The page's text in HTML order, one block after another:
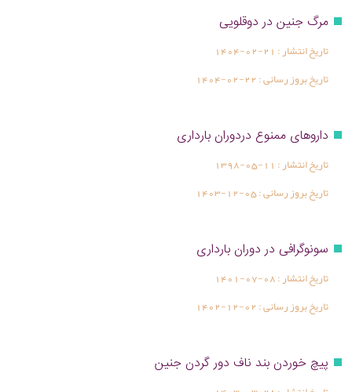
مرگ جنین در دوقلویی
تاریخ انتشار : 1404-02-21
تاریخ بروز رسانی :1404-02-22
داروهای ممنوع دردوران بارداری
تاریخ انتشار : 1398-05-11
تاریخ بروز رسانی :1403-12-05
سونوگرافی در دوران بارداری
تاریخ انتشار :1401-07-08
تاریخ بروز رسانی :1402-12-02
پیچ خوردن بند ناف دور گردن جنین